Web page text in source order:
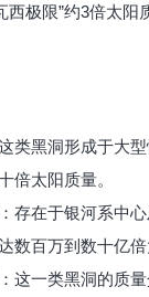
西极限”约3倍太阳
这类黑洞形成于大
倍太阳质量。
：存在于银河系中
数百万到数十亿倍
：这一类黑洞的质